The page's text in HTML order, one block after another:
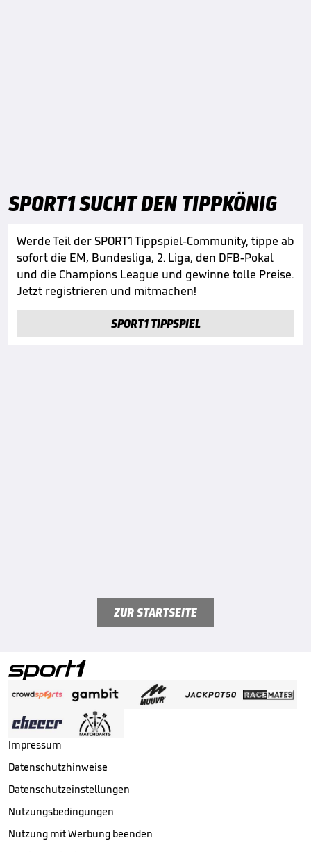
SPORT1 SUCHT DEN TIPPKÖNIG
Werde Teil der SPORT1 Tippspiel-Community, tippe ab
sofort die EM, Bundesliga, 2. Liga, den DFB-Pokal
und die Champions League und gewinne tolle Preise.
Jetzt registrieren und mitmachen!
SPORT1 TIPPSPIEL
ZUR STARTSEITE
Impressum
Datenschutzhinweise
Datenschutzeinstellungen
Nutzungsbedingungen
Nutzung mit Werbung beenden